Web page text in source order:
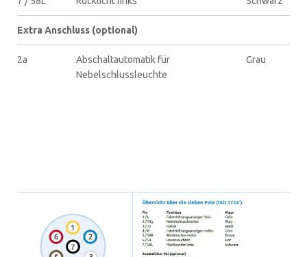
Extra Anschluss (optional)
2a
Abschaltautomatik für
Nebelschlussleuchte
Grau